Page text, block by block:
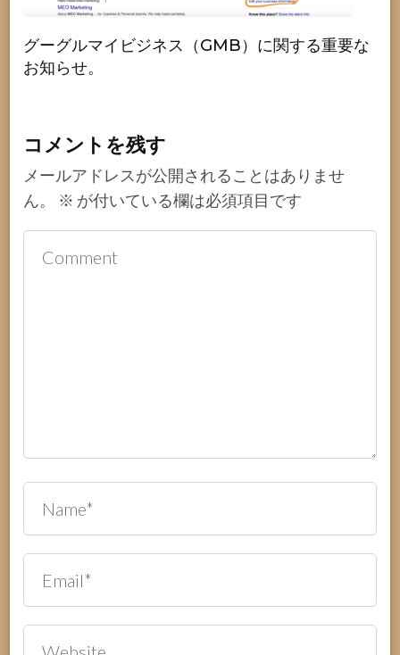
グーグルマイビジネス（GMB）に関する重要な
お知らせ。
コメントを残す
メールアドレスが公開されることはありませ
ん。
※ が付いている欄は必須項目です